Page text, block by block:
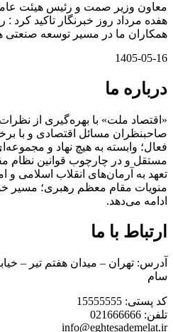
معاون وزیر صمت و رئیس هیئت
هفده مرداد روز خبرنگار تاکید کرد :
همکاران ما در مسیر توسعه صنعتی
1405-05-16
درباره ما
«اقتصاد ملت» با بهره‌گیری از
صاحبنظران مسائل اقتصادی و با
فعال؛ وابسته به هیچ نهاد و
مستقل و در چارچوب قوانین نظام
تعهد به آرمان‌های انقلاب اسلامی و
منویات مقام معظم رهبری؛ مسیر
ادامه می‌دهد.
ارتباط با ما
آدرس: تهران – میدان هفتم تیر –
سام
کد پستی: 15555555
تلفن: 021666666
info@eghtesademelat.ir